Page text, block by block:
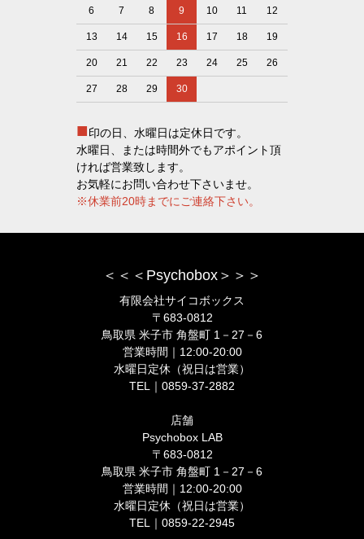
6 7 8 9 10 11 12
13 14 15 16 17 18 19
20 21 22 23 24 25 26
27 28 29 30
■印の日、水曜日は定休日です。
水曜日、または時間外でもアポイント頂
ければ営業致します。
お気軽にお問い合わせ下さいませ。
※休業前20時までにご連絡下さい。
＜＜＜Psychobox＞＞＞
有限会社サイコボックス
〒683-0812
鳥取県 米子市 角盤町 1－27－6
営業時間｜12:00-20:00
水曜日定休（祝日は営業）
TEL｜0859-37-2882
店舗
Psychobox LAB
〒683-0812
鳥取県 米子市 角盤町 1－27－6
営業時間｜12:00-20:00
水曜日定休（祝日は営業）
TEL｜0859-22-2945